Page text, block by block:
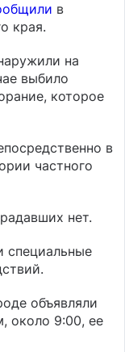
в
края.
на
выбило
которое
в
частного
нет.
специальные
объявляли
около 9:00, ее